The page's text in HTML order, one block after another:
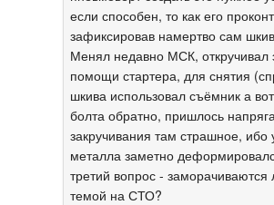
если способен, то как его
зафиксировав намертво сам
Менял недавно МСК, откручивал
помощи стартера, для снятия
шкива использовал съёмник а
болта обратно, пришлось
закручивания там страшное, ибо
металла заметно
третий вопрос - заморачиваются
темой на СТО?